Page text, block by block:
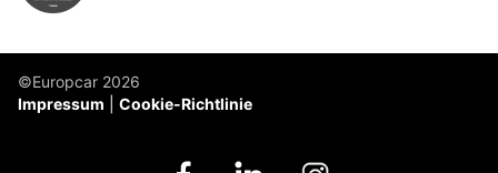
©Europcar 2026
Impressum
Cookie-Richtlinie